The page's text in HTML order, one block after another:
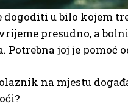
u bilo kojem
presudno, a
joj je pomoć
na mjestu